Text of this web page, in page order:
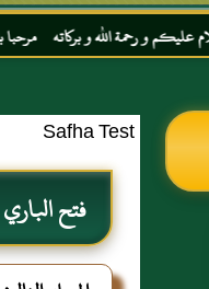
و بركاته مرحبا بك أخي الكريم
Safha Test
فتح